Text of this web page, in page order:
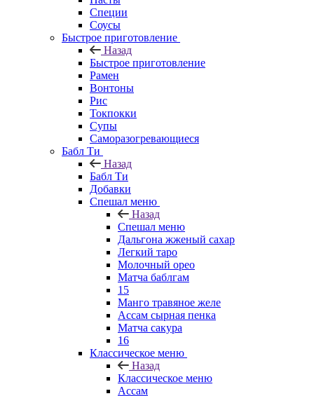
Специи
Соусы
Быстрое приготовление
Назад
Быстрое приготовление
Рамен
Вонтоны
Рис
Токпокки
Супы
Саморазогревающиеся
Бабл Ти
Назад
Бабл Ти
Добавки
Спешал меню
Назад
Спешал меню
Дальгона жженый сахар
Легкий таро
Молочный орео
Матча баблгам
15
Манго травяное желе
Ассам сырная пенка
Матча сакура
16
Классическое меню
Назад
Классическое меню
Ассам